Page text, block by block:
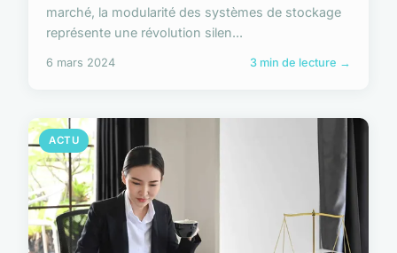
marché, la modularité des systèmes de stockage
représente une révolution silen...
6 mars 2024 3 min de lecture →
ACTU